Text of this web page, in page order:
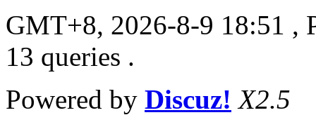
GMT+8, 2026-8-9 18:51 ,
13 queries .
Powered by Discuz! X2.5